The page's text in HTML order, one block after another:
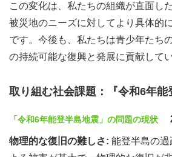
【石川県：産業機械】岩本工業株式
ご協力ありがとうございます。
この変化は、私たちの組織が直面し
被災地のニーズに対してより具体的
です。今後も、私たちは青少年たち
の持続可能な復興と発展に貢献して
取り組む社会課題：『令和6年能
「令和6年能登半島地震」の問題の現状
物理的な復旧の難しさ: 能登半島の過